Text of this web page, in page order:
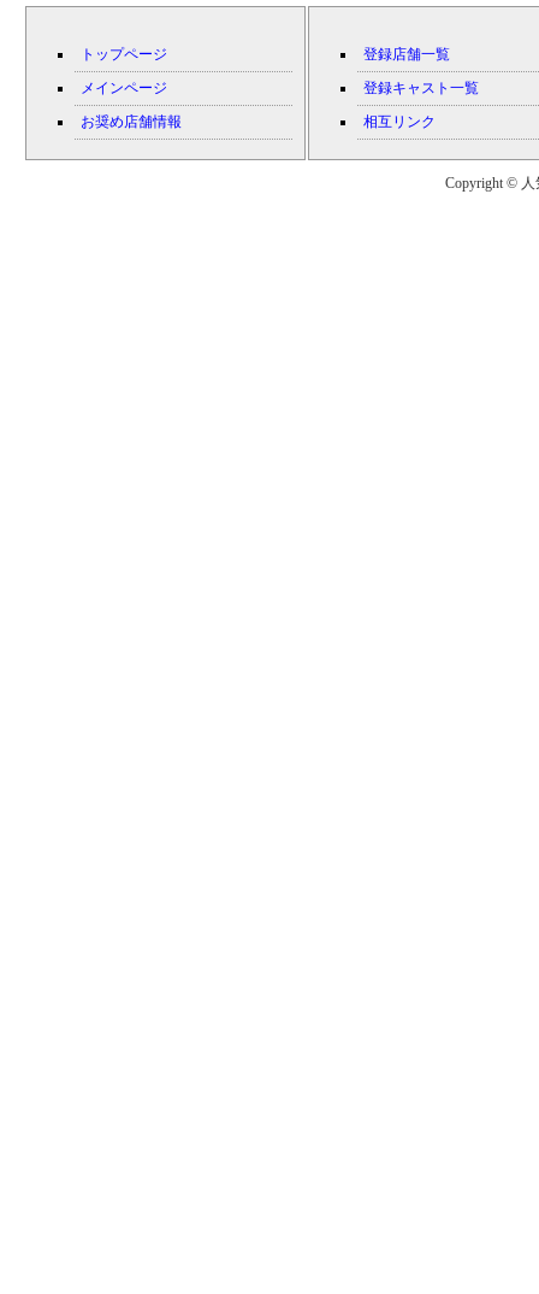
トップページ
メインページ
お奨め店舗情報
登録店舗一覧
登録キャスト一覧
相互リンク
Copyright © 人